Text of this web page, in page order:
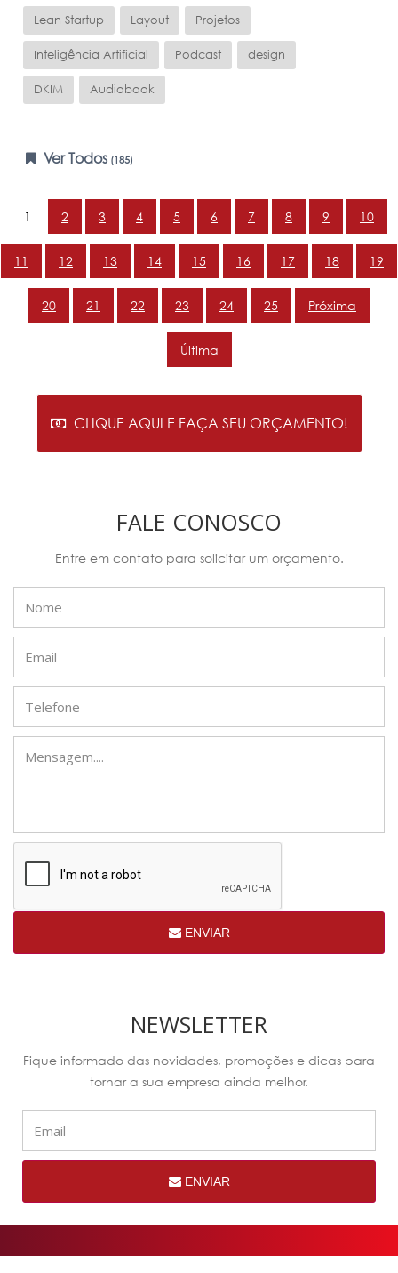
Lean Startup Layout Projetos
Inteligência Artificial Podcast design
DKIM Audiobook
Ver Todos (185)
1 2 3 4 5 6 7 8 9 10
11 12 13 14 15 16 17 18 19
20 21 22 23 24 25 Próxima
Última
CLIQUE AQUI E FAÇA SEU ORÇAMENTO!
FALE CONOSCO
Entre em contato para solicitar um orçamento.
ENVIAR
NEWSLETTER
Fique informado das novidades, promoções e dicas para
tornar a sua empresa ainda melhor.
ENVIAR